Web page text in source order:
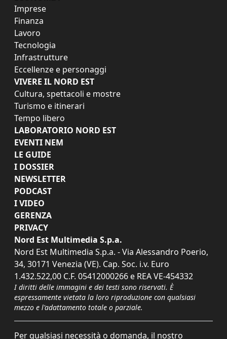
Imprese
Finanza
Lavoro
Tecnologia
Infrastrutture
Eccellenze e personaggi
VIVERE IL NORD EST
Cultura, spettacoli e mostre
Turismo e itinerari
Tempo libero
LABORATORIO NORD EST
EVENTI NEM
LE GUIDE
I DOSSIER
NEWSLETTER
PODCAST
I VIDEO
GERENZA
PRIVACY
Nord Est Multimedia S.p.a.
Nord Est Multimedia S.p.a. - Via Alessandro Poerio,
34, 30171 Venezia (VE). Cap. Soc. i.v. Euro
1.432.522,00 C.F. 05412000266 e REA VE-454332
I diritti delle immagini e dei testi sono riservati. È
espressamente vietata la loro riproduzione con qualsiasi
mezzo e l'adattamento totale o parziale.
Per qualsiasi necessità o domanda, il nostro